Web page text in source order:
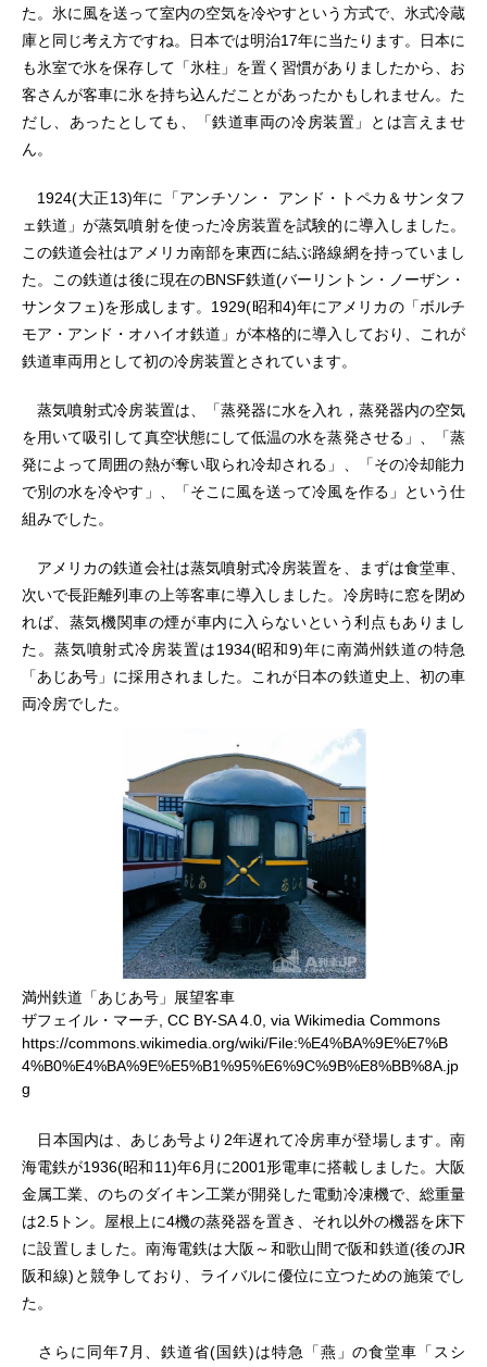
た。氷に風を送って室内の空気を冷やすという方式で、氷式冷蔵
庫と同じ考え方ですね。日本では明治17年に当たります。日本に
も氷室で氷を保存して「氷柱」を置く習慣がありましたから、お
客さんが客車に氷を持ち込んだことがあったかもしれません。た
だし、あったとしても、「鉄道車両の冷房装置」とは言えませ
ん。
1924(大正13)年に「アンチソン・ アンド・トペカ＆サンタフ
ェ鉄道」が蒸気噴射を使った冷房装置を試験的に導入しました。
この鉄道会社はアメリカ南部を東西に結ぶ路線網を持っていまし
た。この鉄道は後に現在のBNSF鉄道(バーリントン・ノーザン・
サンタフェ)を形成します。1929(昭和4)年にアメリカの「ボルチ
モア・アンド・オハイオ鉄道」が本格的に導入しており、これが
鉄道車両用として初の冷房装置とされています。
蒸気噴射式冷房装置は、「蒸発器に水を入れ，蒸発器内の空気
を用いて吸引して真空状態にして低温の水を蒸発させる」、「蒸
発によって周囲の熱が奪い取られ冷却される」、「その冷却能力
で別の水を冷やす」、「そこに風を送って冷風を作る」という仕
組みでした。
アメリカの鉄道会社は蒸気噴射式冷房装置を、まずは食堂車、
次いで長距離列車の上等客車に導入しました。冷房時に窓を閉め
れば、蒸気機関車の煙が車内に入らないという利点もありまし
た。蒸気噴射式冷房装置は1934(昭和9)年に南満州鉄道の特急
「あじあ号」に採用されました。これが日本の鉄道史上、初の車
両冷房でした。
満州鉄道「あじあ号」展望客車
ザフェイル・マーチ, CC BY-SA 4.0, via Wikimedia Commons
https://commons.wikimedia.org/wiki/File:%E4%BA%9E%E7%B
4%B0%E4%BA%9E%E5%B1%95%E6%9C%9B%E8%BB%8A.jp
g
日本国内は、あじあ号より2年遅れて冷房車が登場します。南
海電鉄が1936(昭和11)年6月に2001形電車に搭載しました。大阪
金属工業、のちのダイキン工業が開発した電動冷凍機で、総重量
は2.5トン。屋根上に4機の蒸発器を置き、それ以外の機器を床下
に設置しました。南海電鉄は大阪～和歌山間で阪和鉄道(後のJR
阪和線)と競争しており、ライバルに優位に立つための施策でし
た。
さらに同年7月、鉄道省(国鉄)は特急「燕」の食堂車「スシ